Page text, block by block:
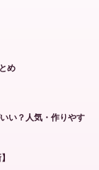
め
い？人気・作りやす